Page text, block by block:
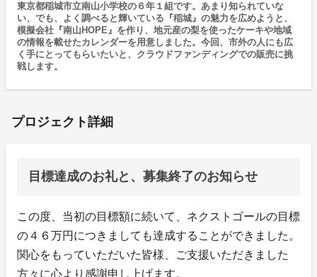
東京都稲城市立南山小学校の６年１組です。あまり知られていな
い、でも、よく調べると輝いている『稲城』の魅力を広めようと、
模擬会社『南山HOPE』を作り、地元産の梨を使ったケーキや地域
の情報を載せたカレンダーを用意しました。今回、市外の人にも広
く手にとってもらいたいと、クラウドファンディングでの販売に挑
戦します。
プロジェクト詳細
目標達成のお礼と、募集終了のお知らせ
この度、当初の目標額に続いて、ネクストゴールの目標
の４６万円につきましても達成することができました。
関心をもっていただいた皆様、ご支援いただきました
方々に心より感謝申し上げます。